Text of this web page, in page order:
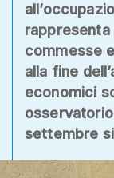
rappresenta
commesse
alla fine
economici
settembre